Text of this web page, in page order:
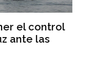
el control
ante las